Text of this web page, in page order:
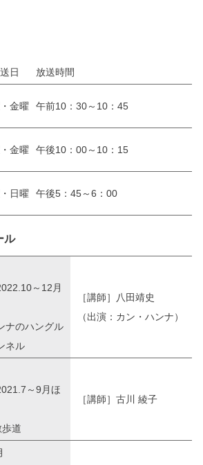
日 放送時間
金曜 午前10：30～10：45
金曜 午後10：00～10：15
日曜 午後5：45～6：00
ル
～12月
ナのハングル
ネル
［講師］八田靖史
（出演：カン・ハンナ）
～9月ほ
道
［講師］古川 綾子